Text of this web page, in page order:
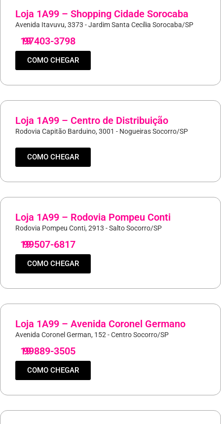
Loja 1A99 – Shopping Cidade Sorocaba
Avenida Itavuvu, 3373 - Jardim Santa Cecília Sorocaba/SP
19
97403-3798
COMO CHEGAR
Loja 1A99 – Centro de Distribuição
Rodovia Capitão Barduino, 3001 - Nogueiras Socorro/SP
COMO CHEGAR
Loja 1A99 – Rodovia Pompeu Conti
Rodovia Pompeu Conti, 2913 - Salto Socorro/SP
19
99507-6817
COMO CHEGAR
Loja 1A99 – Avenida Coronel Germano
Avenida Coronel German, 152 - Centro Socorro/SP
19
99889-3505
COMO CHEGAR